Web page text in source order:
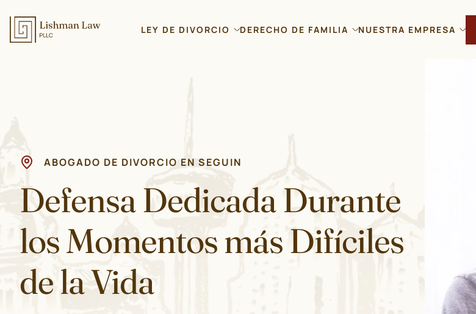
LEY DE DIVORCIO DERECHO DE FAMILIA NUESTRA EMPRESA
ABOGADO DE DIVORCIO EN SEGUIN
Defensa Dedicada Durante
los Momentos más Difíciles
de la Vida